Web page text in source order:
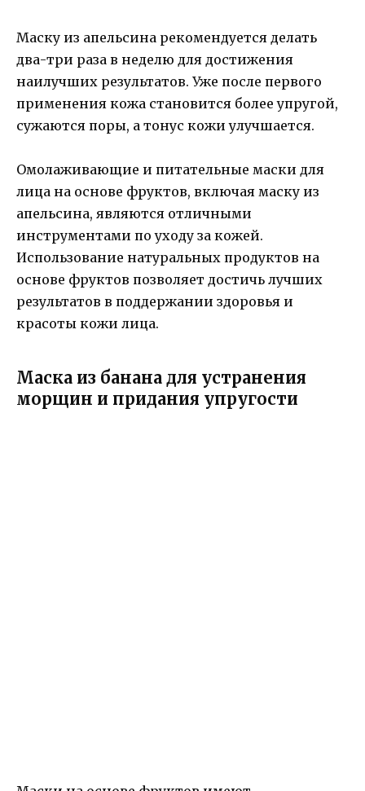
Маску из апельсина рекомендуется делать
два-три раза в неделю для достижения
наилучших результатов. Уже после первого
применения кожа становится более упругой,
сужаются поры, а тонус кожи улучшается.
Омолаживающие и питательные маски для
лица на основе фруктов, включая маску из
апельсина, являются отличными
инструментами по уходу за кожей.
Использование натуральных продуктов на
основе фруктов позволяет достичь лучших
результатов в поддержании здоровья и
красоты кожи лица.
Маска из банана для устранения
морщин и придания упругости